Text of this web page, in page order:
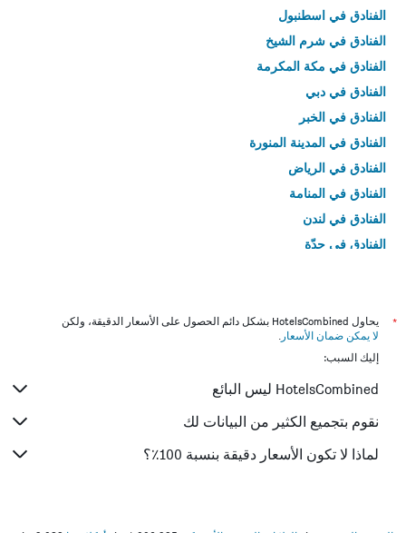
الفنادق في اسطنبول
الفنادق في شرم الشيخ
الفنادق في مكة المكرمة
الفنادق في دبي
الفنادق في الخبر
الفنادق في المدينة المنورة
الفنادق في الرياض
الفنادق في المنامة
الفنادق في لندن
الفنادق في جدّة
*
يحاول HotelsCombined بشكل دائم الحصول على الأسعار الدقيقة، ولكن
لا يمكن ضمان الأسعار .
إليك السبب:
HotelsCombined ليس البائع
نقوم بتجميع الكثير من البيانات لك
لماذا لا تكون الأسعار دقيقة بنسبة 100٪؟